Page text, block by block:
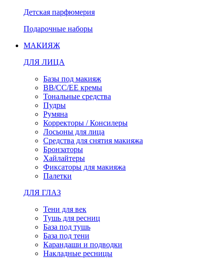
Детская парфюмерия
Подарочные наборы
МАКИЯЖ
ДЛЯ ЛИЦА
Базы под макияж
BB/CC/EE кремы
Тональные средства
Пудры
Румяна
Корректоры / Консилеры
Лосьоны для лица
Средства для снятия макияжа
Бронзаторы
Хайлайтеры
Фиксаторы для макияжа
Палетки
ДЛЯ ГЛАЗ
Тени для век
Тушь для ресниц
База под тушь
База под тени
Карандаши и подводки
Накладные ресницы